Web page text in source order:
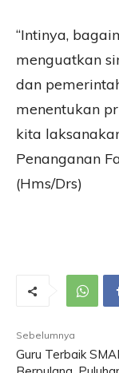
“Intinya,
menguatkan
dan
menentukan
kita
Penanganan
(Hms/Drs)
Sebelumnya
Guru Terbaik